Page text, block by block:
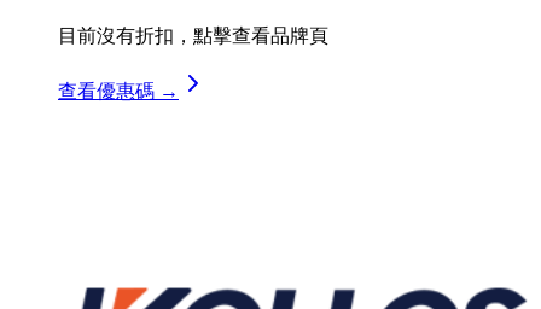
目前沒有折扣，點擊查看品牌頁
查看優惠碼 →